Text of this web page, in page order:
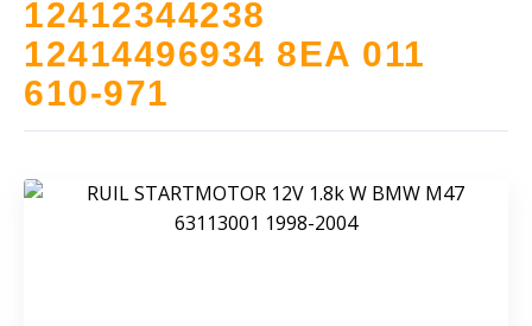
12412344238
12414496934 8EA 011
610-971